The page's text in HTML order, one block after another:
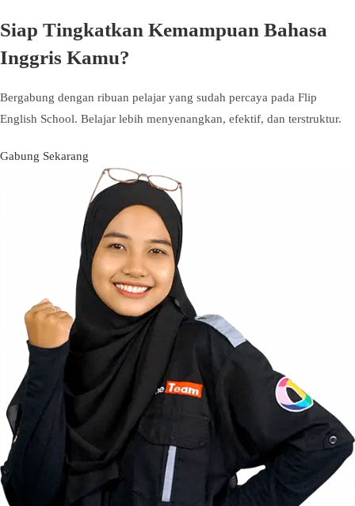
Siap Tingkatkan Kemampuan Bahasa
Inggris Kamu?
Bergabung dengan ribuan pelajar yang sudah percaya pada Flip
English School. Belajar lebih menyenangkan, efektif, dan terstruktur.
Gabung Sekarang